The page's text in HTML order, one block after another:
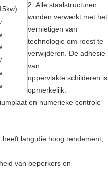
)
2. Alle staalstructuren
worden verwerkt met het
vernietigen van
technologie om roest te
verwijderen. De adhesie
van
oppervlakte schilderen is
opmerkelijk.
en numerieke controle
lang die hoog rendement,
van beperkers en